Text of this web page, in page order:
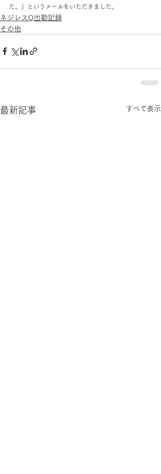
た。」というメールをいただきました。
ネジレスQ出動記録
その他
最新記事 すべて表示